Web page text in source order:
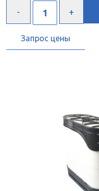
Запрос цены